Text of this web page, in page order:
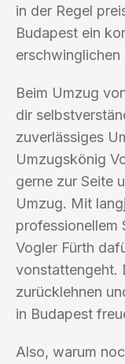
in der Regel
Budapest ein
erschwinglichen
Beim Umzug
dir
zuverlässiges
Umzugskönig
gerne zur Seite
Umzug. Mit
professionellem
Vogler Fürth
vonstattengeht.
zurücklehnen
in Budapest
Also, warum